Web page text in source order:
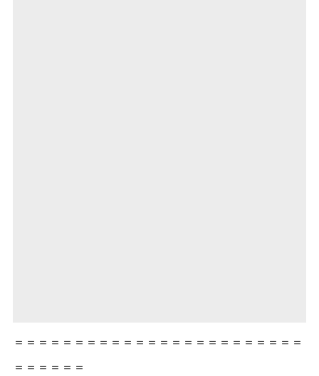
＝＝＝＝＝＝＝＝＝＝＝＝＝＝＝＝＝＝＝＝＝＝＝＝
＝＝＝＝＝＝